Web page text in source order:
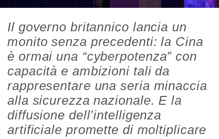
Il governo britannico lancia un
monito senza precedenti: la Cina
è ormai una “cyberpotenza” con
capacità e ambizioni tali da
rappresentare una seria minaccia
alla sicurezza nazionale. E la
diffusione dell’intelligenza
artificiale promette di moltiplicare